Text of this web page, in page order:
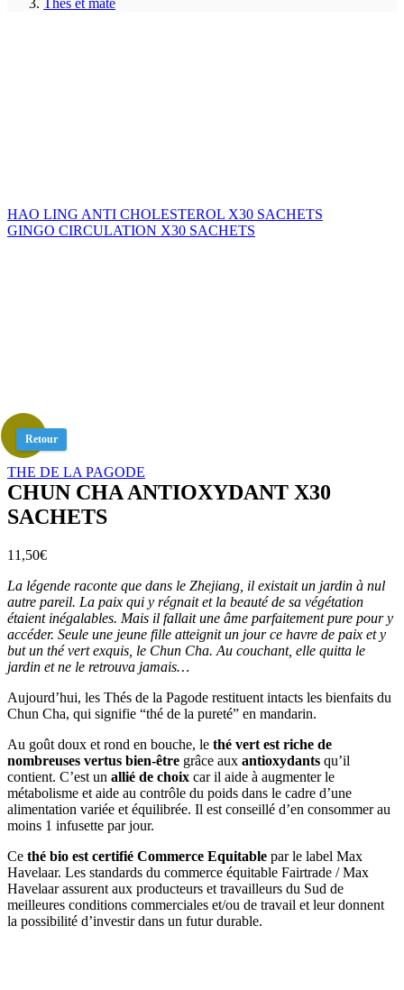
Thés et maté
HAO LING ANTI CHOLESTEROL X30 SACHETS
GINGO CIRCULATION X30 SACHETS
Retour
THE DE LA PAGODE
CHUN CHA ANTIOXYDANT X30
SACHETS
11,50€
La légende raconte que dans le Zhejiang, il existait un jardin à nul
autre pareil. La paix qui y régnait et la beauté de sa végétation
étaient inégalables. Mais il fallait une âme parfaitement pure pour y
accéder. Seule une jeune fille atteignit un jour ce havre de paix et y
but un thé vert exquis, le Chun Cha. Au couchant, elle quitta le
jardin et ne le retrouva jamais…
Aujourd’hui, les Thés de la Pagode restituent intacts les bienfaits du
Chun Cha, qui signifie “thé de la pureté” en mandarin.
Au goût doux et rond en bouche, le thé vert est riche de
nombreuses vertus bien-être grâce aux antioxydants qu’il
contient. C’est un allié de choix car il aide à augmenter le
métabolisme et aide au contrôle du poids dans le cadre d’une
alimentation variée et équilibrée. Il est conseillé d’en consommer au
moins 1 infusette par jour.
Ce thé bio est certifié Commerce Equitable par le label Max
Havelaar. Les standards du commerce équitable Fairtrade / Max
Havelaar assurent aux producteurs et travailleurs du Sud de
meilleures conditions commerciales et/ou de travail et leur donnent
la possibilité d’investir dans un futur durable.